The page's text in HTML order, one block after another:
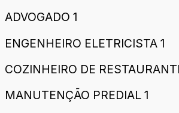
ADVOGADO 1
ENGENHEIRO ELETRICISTA 1
COZINHEIRO DE
MANUTENÇÃO PREDIAL 1